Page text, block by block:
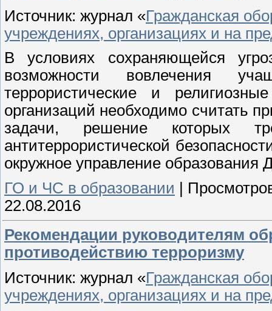
Источник: журнал «Гражданская
учреждениях, организациях и на
В условиях сохраняющейся
возможности вовлечения
террористические и
организаций необходимо считать
задачи, решение которых
антитеррористической
окружное управление образования
ГО и ЧС в образовании
22.08.2016
Рекомендации руководителям
противодействию терроризму
Источник: журнал «Гражданская
учреждениях, организациях и на